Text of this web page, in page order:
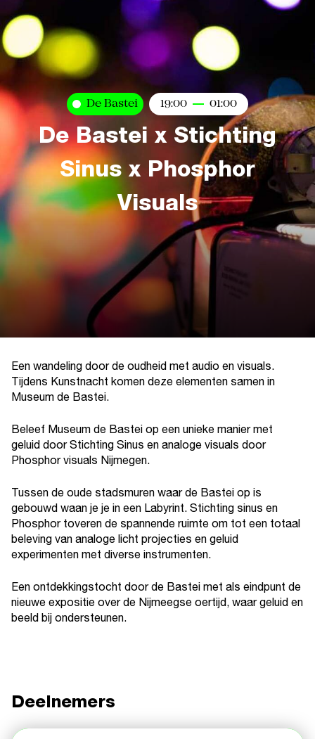
De Bastei 19:00 01:00
De Bastei x Stichting
Sinus x Phosphor
Visuals
Een wandeling door de oudheid met audio en visuals.
Tijdens Kunstnacht komen deze elementen samen in
Museum de Bastei.
Beleef Museum de Bastei op een unieke manier met
geluid door Stichting Sinus en analoge visuals door
Phosphor visuals Nijmegen.
Tussen de oude stadsmuren waar de Bastei op is
gebouwd waan je je in een Labyrint. Stichting sinus en
Phosphor toveren de spannende ruimte om tot een totaal
beleving van analoge licht projecties en geluid
experimenten met diverse instrumenten.
Een ontdekkingstocht door de Bastei met als eindpunt de
nieuwe expositie over de Nijmeegse oertijd, waar geluid en
beeld bij ondersteunen.
Deelnemers